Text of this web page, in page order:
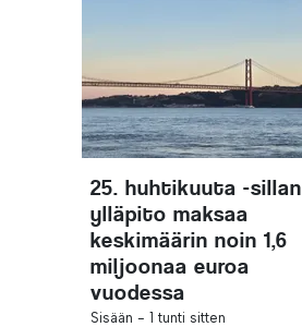
25. huhtikuuta -sillan
ylläpito maksaa
keskimäärin noin 1,6
miljoonaa euroa
vuodessa
Sisään - 1 tunti sitten